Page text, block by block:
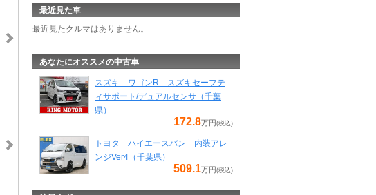
最近見た車
最近見たクルマはありません。
あなたにオススメの中古車
スズキ ワゴンR スズキセーフテ
ィサポート/デュアルセンサ（千葉
県）
172.8万円(税込)
トヨタ ハイエースバン 内装アレ
ンジVer4（千葉県）
509.1万円(税込)